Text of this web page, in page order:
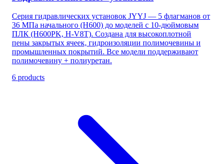
Серия гидравлических установок JYYJ — 5 флагманов от
36 МПа начального (H600) до моделей с 10-дюймовым
ПЛК (H600PK, H-V8T). Создана для высокоплотной
пены закрытых ячеек, гидроизоляции полимочевины и
промышленных покрытий. Все модели поддерживают
полимочевину + полиуретан.
6 products